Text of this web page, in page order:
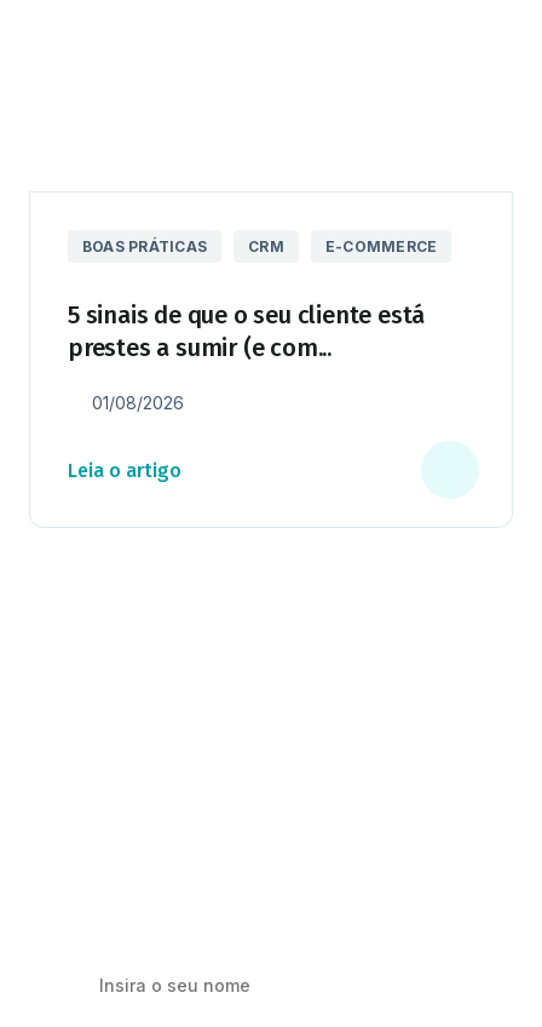
BOAS PRÁTICAS CRM E-COMMERCE
5 sinais de que o seu cliente está
prestes a sumir (e com...
01/08/2026
Leia o artigo